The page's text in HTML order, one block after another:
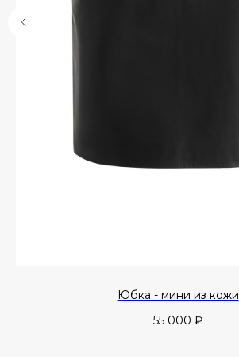
Юбка - мини из кожи
55 000 ₽